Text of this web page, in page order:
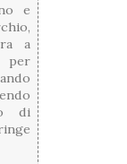
e
a
per
di